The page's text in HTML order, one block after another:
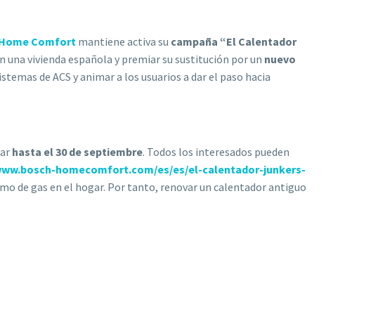
Comfort mantiene activa su campaña “El Calentador
una vivienda española y premiar su sustitución por un nuevo
de ACS y animar a los usuarios a dar el paso hacia
hasta el 30 de septiembre. Todos los interesados pueden
homecomfort.com/es/es/el-calentador-junkers-
de gas en el hogar. Por tanto, renovar un calentador antiguo